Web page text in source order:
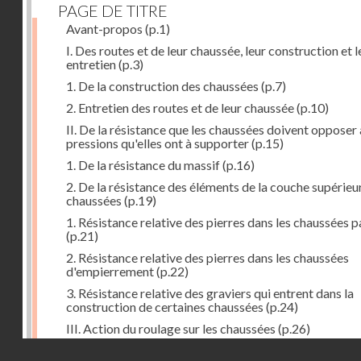
PAGE DE TITRE
Avant-propos (p.1)
I. Des routes et de leur chaussée, leur construction et
entretien(p.3)
1. De la construction des chaussées (p.7)
2. Entretien des routes et de leur chaussée(p.10)
II. De la résistance que les chaussées doivent opposer
pressions qu'elles ont à supporter(p.15)
1. De la résistance du massif(p.16)
2. De la résistance des éléments de la couche
chaussées (p.19)
1. Résistance relative des pierres dans les chaussées
(p.21)
2. Résistance relative des pierres dans les chaussées
d'empierrement(p.22)
3. Résistance relative des graviers qui entrent dans la
construction de certaines chaussées (p.24)
III. Action du roulage sur les chaussées (p.26)